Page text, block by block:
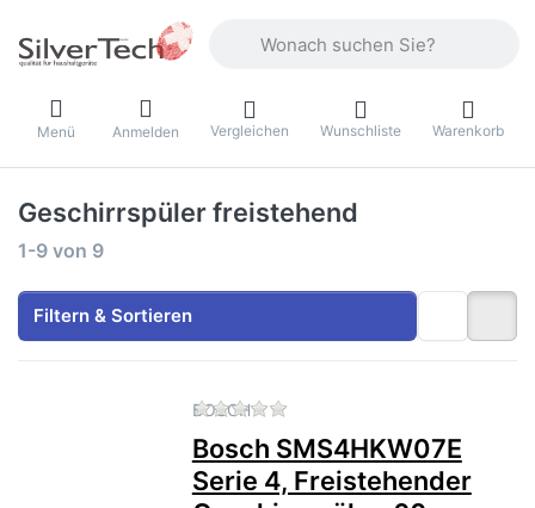
Menü Anmelden Vergleichen Wunschliste Warenkorb
Geschirrspüler freistehend
Suchergebnisse:
1-9 von 9
Filtern & Sortieren
BOSCH Zu diesem Produkt liegen
Bosch SMS4HKW07E
Serie 4, Freistehender